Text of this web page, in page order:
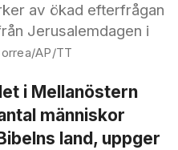
av ökad efterfrågan
Jerusalemdagen i
AP/TT
i Mellanöstern
människor
land, uppger